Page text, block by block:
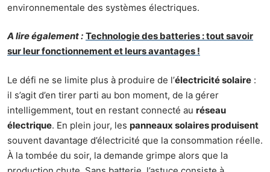
environnementale des systèmes électriques.
A lire également : Technologie des batteries : tout savoir
sur leur fonctionnement et leurs avantages !
Le défi ne se limite plus à produire de l’électricité solaire :
il s’agit d’en tirer parti au bon moment, de la gérer
intelligemment, tout en restant connecté au réseau
électrique. En plein jour, les panneaux solaires produisent
souvent davantage d’électricité que la consommation réelle.
À la tombée du soir, la demande grimpe alors que la